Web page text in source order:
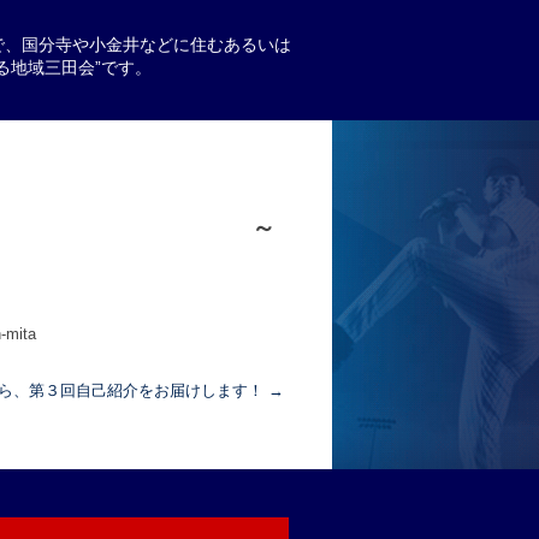
国分寺や小金井などに住むあるいは
域三田会”です。
事前配信 ～
mita
、第３回自己紹介をお届けします！ →